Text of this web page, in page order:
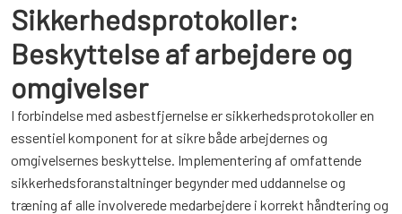
Sikkerhedsprotokoller:
Beskyttelse af arbejdere og
omgivelser
I forbindelse med asbestfjernelse er sikkerhedsprotokoller en
essentiel komponent for at sikre både arbejdernes og
omgivelsernes beskyttelse. Implementering af omfattende
sikkerhedsforanstaltninger begynder med uddannelse og
træning af alle involverede medarbejdere i korrekt håndtering og